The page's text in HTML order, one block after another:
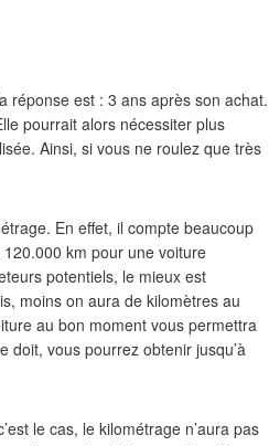
réponse est : 3 ans après son achat.
pourrait alors nécessiter plus
Ainsi, si vous ne roulez que très
En effet, il compte beaucoup
km pour une voiture
potentiels, le mieux est
moins on aura de kilomètres au
au bon moment vous permettra
vous pourrez obtenir jusqu’à
le cas, le kilométrage n’aura pas